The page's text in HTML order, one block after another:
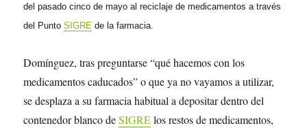
del pasado cinco de mayo al reciclaje de medicamentos a través
del PuntoSIGRE de la farmacia.
Domínguez, tras preguntarse “qué hacemos con los
medicamentos caducados” o que ya no vayamos a utilizar,
se desplaza a su farmacia habitual a depositar dentro del
contenedor blanco deSIGRElos restos de medicamentos,